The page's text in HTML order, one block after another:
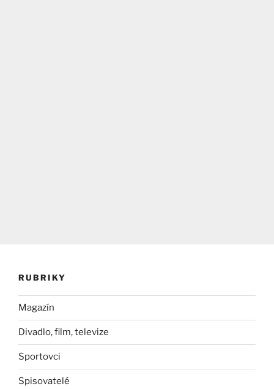
RUBRIKY
Magazín
Divadlo, film, televize
Sportovci
Spisovatelé